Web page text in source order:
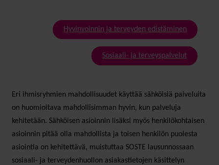
Hyvinvoinnin ja terveyden edistäminen
Sosiaali- ja terveyspalvelut
Eri ihmisryhmien mahdollisuudet käyttää sähköisiä palveluita
on huomioitava mahdollisimman hyvin, kun palveluja
kehitetään. Sähköisen asioinnin lisäksi myös henkilökohtaisen
asioinnin pitää olla mahdollista ja toisen henkilön puolesta
asiointia on kehitettävä, muistuttaa SOSTE lausunnossaan
sosiaali- ja terveydenhuollon asiakastietojen käsittelyn